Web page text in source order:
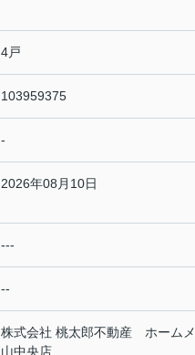
4戸
103959375
-
2026年08月10日
---
--
株式会社 桃太郎不動産 ホーム
山中央店